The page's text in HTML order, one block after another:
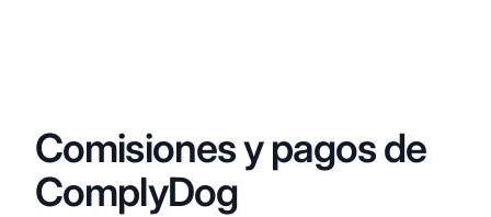
Comisiones y pagos de
ComplyDog